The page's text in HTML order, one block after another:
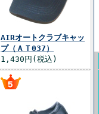
AIRオートクラブキャッ
プ（ＡＴ037）
1,430円(税込)